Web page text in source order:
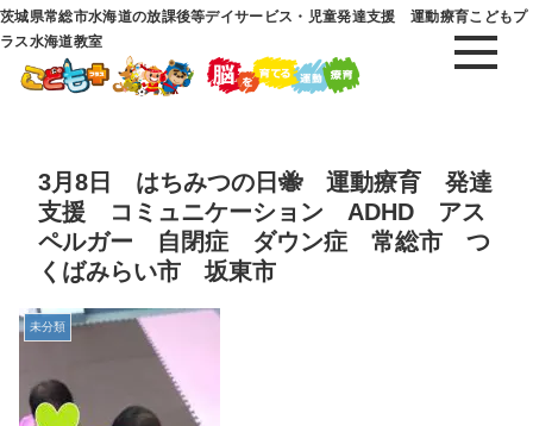
茨城県常総市水海道の放課後等デイサービス・児童発達支援 運動療育こどもプ
ラス水海道教室
3月8日 はちみつの日🐝 運動療育 発達
支援 コミュニケーション ADHD アス
ペルガー 自閉症 ダウン症 常総市 つ
くばみらい市 坂東市
未分類